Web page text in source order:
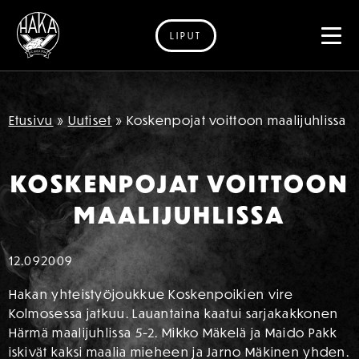
Siirry sisältöön
LIPUT
Etusivu » Uutiset » Koskenpojat voittoon maalijuhlissa
KOSKENPOJAT VOITTOON
MAALIJUHLISSA
12.092009
Hakan yhteistyöjoukkue Koskenpoikien vire
Kolmosessa jatkuu. Lauantaina kaatui sarjakakkonen
Härmä maalijuhlissa 5-2. Mikko Mäkelä ja Maido Pakk
iskivät kaksi maalia mieheen ja Jarno Mäkinen yhden.